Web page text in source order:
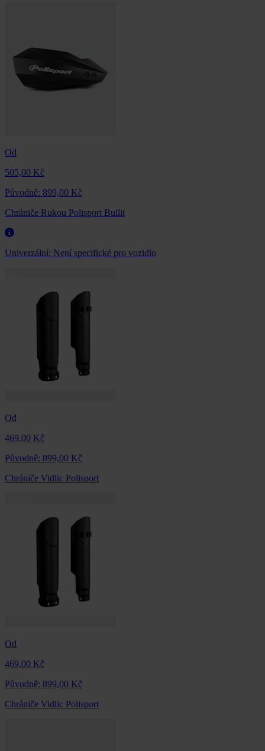
Od
505,00 Kč
Původně: 899,00 Kč
Chrániče Rukou Polisport Bullit
Univerzální: Není specifické pro vozidlo
Od
469,00 Kč
Původně: 899,00 Kč
Chrániče Vidlic Polisport
Od
469,00 Kč
Původně: 899,00 Kč
Chrániče Vidlic Polisport